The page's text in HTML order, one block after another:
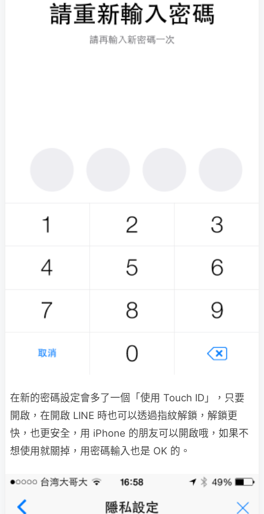
在新的密碼設定會多了一個「使用 Touch ID」，只要
開啟，在開啟 LINE 時也可以透過指紋解鎖，解鎖更
快，也更安全，用 iPhone 的朋友可以開啟哦，如果不
想使用就關掉，用密碼輸入也是 OK 的。